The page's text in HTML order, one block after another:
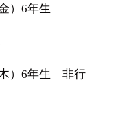
）6年生
）6年生 非行